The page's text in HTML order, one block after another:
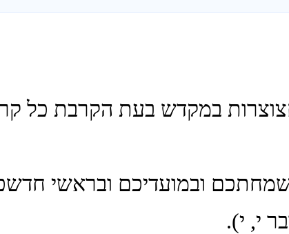
במקדש בעת הקרבת כל
שמחתכם ובמועדיכם ובראשי
י, י).